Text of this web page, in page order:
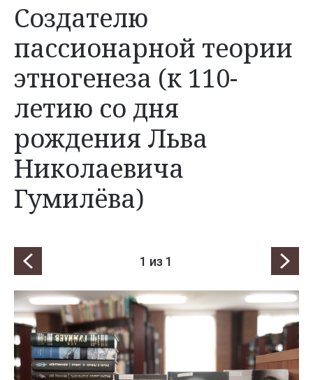
Создателю
пассионарной теории
этногенеза (к 110-
летию со дня
рождения Льва
Николаевича
Гумилёва)
1 из 1